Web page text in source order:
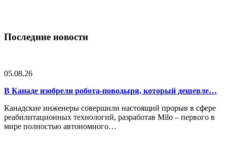
Последние новости
05.08.26
В Канаде изобрели робота-поводыря, который дешевле…
Канадские инженеры совершили настоящий прорыв в сфере
реабилитационных технологий, разработав Milo – первого в
мире полностью автономного…